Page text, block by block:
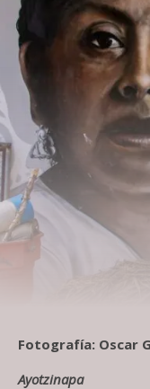
Fotografía: Oscar
Ayotzinapa